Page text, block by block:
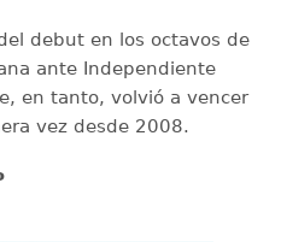
debut en los octavos de
ante Independiente
en tanto, volvió a vencer
vez desde 2008.